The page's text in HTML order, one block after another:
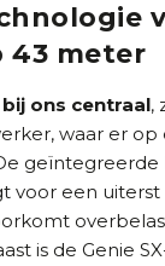
43 meter
ons centraal,
waar er
geïntegreerde
voor een
is de Genie